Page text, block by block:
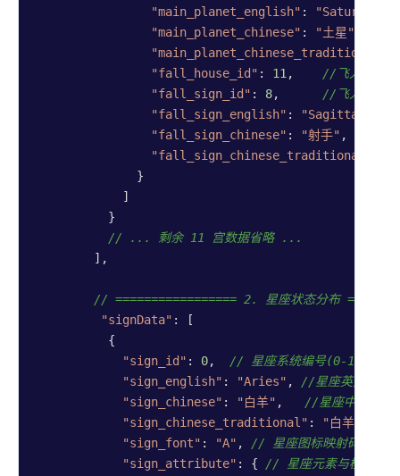
"main_planet_english" : "Saturn"
"main_planet_chinese" : "土星"
"main_planet_chinese_traditional"
"fall_house_id" : 11, //飞入的目
"fall_sign_id" : 8, //飞入的目
"fall_sign_english" : "Sagittarius"
"fall_sign_chinese" : "射手" ,
"fall_sign_chinese_traditional"
              }
            ]
          }
// ... 剩余 11 宫数据省略 ...
        ],
// ================= 2. 星座状态分布
"signData" : [
          {
"sign_id" : 0, // 星座系统编号(0-11)
"sign_english" : "Aries" , //星座英文名称
"sign_chinese" : "白羊" , //星座中文名称
"sign_chinese_traditional" : "白羊"
"sign_font" : "A" , // 星座图标映射码，枚
"sign_attribute" : { // 星座元素与模式属